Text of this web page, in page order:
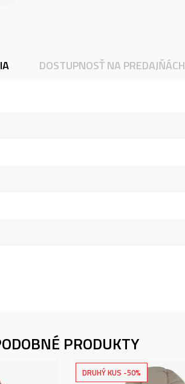
DOSTUPNOSŤ NA PREDAJŇÁCH
PRODUKTY
DRUHÝ KUS -50%